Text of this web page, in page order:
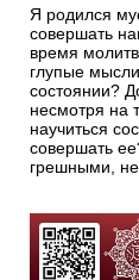
Я родился
совершать
время
глупые
состоянии?
несмотря на
научиться
совершать
грешными,